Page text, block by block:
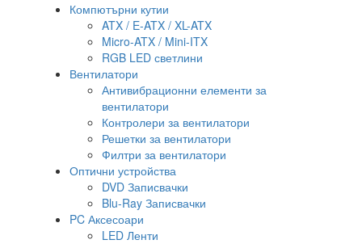
Компютърни кутии
ATX / E-ATX / XL-ATX
Micro-ATX / Mini-ITX
RGB LED светлини
Вентилатори
Антивибрационни елементи за
вентилатори
Контролери за вентилатори
Решетки за вентилатори
Филтри за вентилатори
Оптични устройства
DVD Записвачки
Blu-Ray Записвачки
PC Аксесоари
LED Ленти